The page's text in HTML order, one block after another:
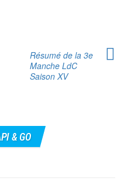
Résumé de la 3e
Manche LdC
Saison XV
& GO